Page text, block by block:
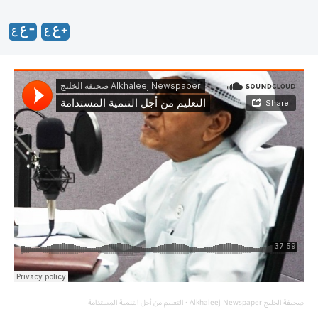
صحيفة الخليج Alkhaleej Newspaper ·التعليم من أجل التنمية المستدامة